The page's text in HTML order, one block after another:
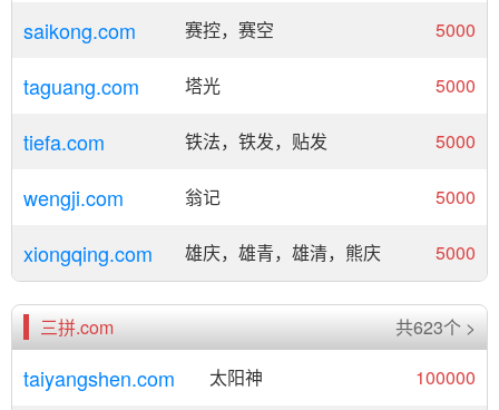
saikong.com 赛控，赛空 5000
taguang.com 塔光 5000
tiefa.com 铁法，铁发，贴发 5000
wengji.com 翁记 5000
xiongqing.com 雄庆，雄青，雄清，熊庆 5000
三拼.com 共623个 >
taiyangshen.com 太阳神 100000